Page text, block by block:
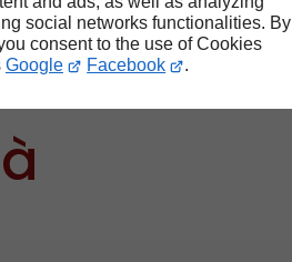
social networks functionalities. By
consent to the use of Cookies
Google Facebook .